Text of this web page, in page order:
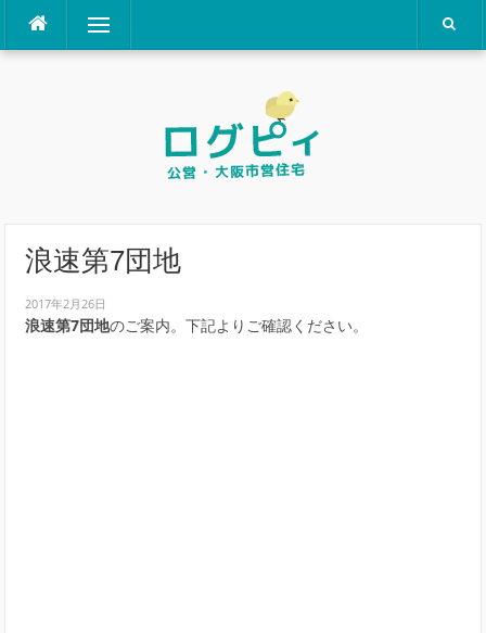
テ
メニュー
浪速第7団地
2017年2月26日
浪速第7団地のご案内。下記よりご確認ください。